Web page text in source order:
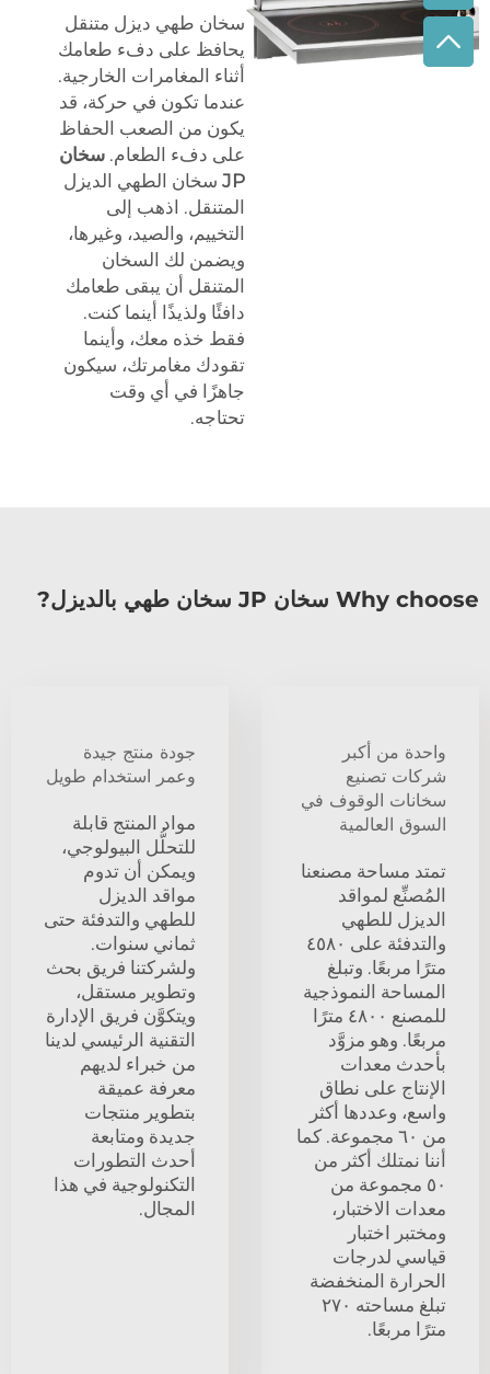
سخان طهي ديزل متنقل
يحافظ على دفء طعامك
أثناء المغامرات الخارجية.
عندما تكون في حركة، قد
يكون من الصعب الحفاظ
على دفء الطعام. سخان
JP سخان الطهي الديزل
المتنقل. اذهب إلى
التخييم، والصيد، وغيرها،
ويضمن لك السخان
المتنقل أن يبقى طعامك
دافئًا ولذيذًا أينما كنت.
فقط خذه معك، وأينما
تقودك مغامرتك، سيكون
جاهزًا في أي وقت
تحتاجه.
Why choose سخان JP سخان طهي بالديزل?
واحدة من أكبر
شركات تصنيع
سخانات الوقوف في
السوق العالمية
تمتد مساحة مصنعنا
المُصنِّع لمواقد
الديزل للطهي
والتدفئة على ٤٥٨٠
مترًا مربعًا. وتبلغ
المساحة النموذجية
للمصنع ٤٨٠٠ مترًا
مربعًا. وهو مزوَّد
بأحدث معدات
الإنتاج على نطاق
واسع، وعددها أكثر
من ٦٠ مجموعة. كما
أننا نمتلك أكثر من
٥٠ مجموعة من
معدات الاختبار،
ومختبر اختبار
قياسي لدرجات
الحرارة المنخفضة
تبلغ مساحته ٢٧٠
مترًا مربعًا.
جودة منتج جيدة
وعمر استخدام طويل
مواد المنتج قابلة
للتحلُّل البيولوجي،
ويمكن أن تدوم
مواقد الديزل
للطهي والتدفئة حتى
ثماني سنوات.
ولشركتنا فريق بحث
وتطوير مستقل،
ويتكوَّن فريق الإدارة
التقنية الرئيسي لدينا
من خبراء لديهم
معرفة عميقة
بتطوير منتجات
جديدة ومتابعة
أحدث التطورات
التكنولوجية في هذا
المجال.